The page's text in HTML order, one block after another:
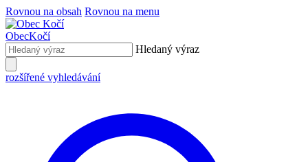
Rovnou na obsah Rovnou na menu
ObecKočí
Hledaný výraz
rozšířené vyhledávání